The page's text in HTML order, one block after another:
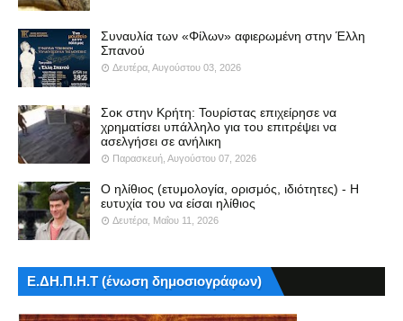
Συναυλία των «Φίλων» αφιερωμένη στην Έλλη
Σπανού
Δευτέρα, Αυγούστου 03, 2026
Σοκ στην Κρήτη: Τουρίστας επιχείρησε να
χρηματίσει υπάλληλο για του επιτρέψει να
ασελγήσει σε ανήλικη
Παρασκευή, Αυγούστου 07, 2026
Ο ηλίθιος (ετυμολογία, ορισμός, ιδιότητες) - Η
ευτυχία του να είσαι ηλίθιος
Δευτέρα, Μαΐου 11, 2026
Ε.ΔΗ.Π.Η.Τ (ένωση δημοσιογράφων)